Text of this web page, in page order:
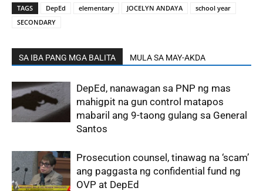
TAGS DepEd elementary JOCELYN ANDAYA
school year
SECONDARY
SA IBA PANG MGA BALITA MULA SA MAY-AKDA
DepEd, nanawagan sa PNP ng mas
mahigpit na gun control matapos
mabaril ang 9-taong gulang sa General
Santos
Prosecution counsel, tinawag na ‘scam’
ang paggasta ng confidential fund ng
OVP at DepEd